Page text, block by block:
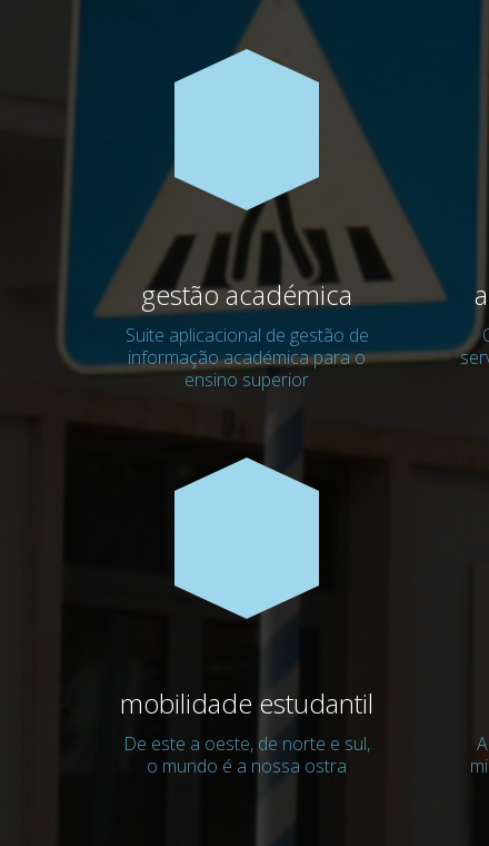
gestão académica
Suite aplicacional de gestão de
informação académica para o
ensino superior
mobilidade estudantil
De este a oeste, de norte e sul,
o mundo é a nossa ostra